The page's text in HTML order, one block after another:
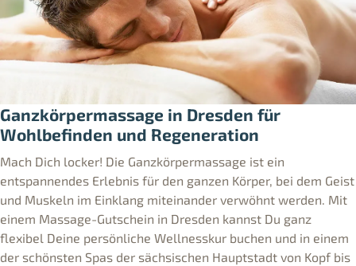
Ganzkörpermassage in Dresden für
Wohlbefinden und Regeneration
Mach Dich locker! Die Ganzkörpermassage ist ein
entspannendes Erlebnis für den ganzen Körper, bei dem Geist
und Muskeln im Einklang miteinander verwöhnt werden. Mit
einem Massage-Gutschein in Dresden kannst Du ganz
flexibel Deine persönliche Wellnesskur buchen und in einem
der schönsten Spas der sächsischen Hauptstadt von Kopf bis